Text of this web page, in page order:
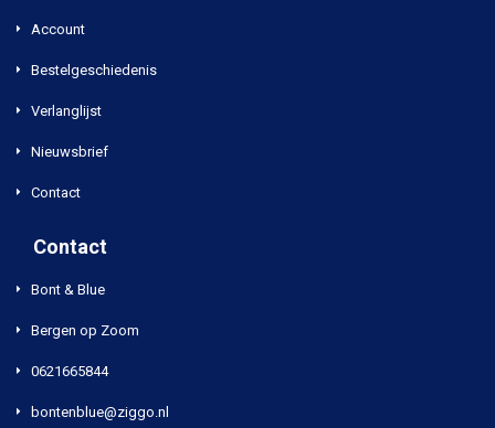
Account
Bestelgeschiedenis
Verlanglijst
Nieuwsbrief
Contact
Contact
Bont & Blue
Bergen op Zoom
0621665844
bontenblue@ziggo.nl